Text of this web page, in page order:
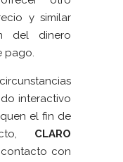
y similar
del dinero
pago.
interactivo
el fin de
CLARO
con